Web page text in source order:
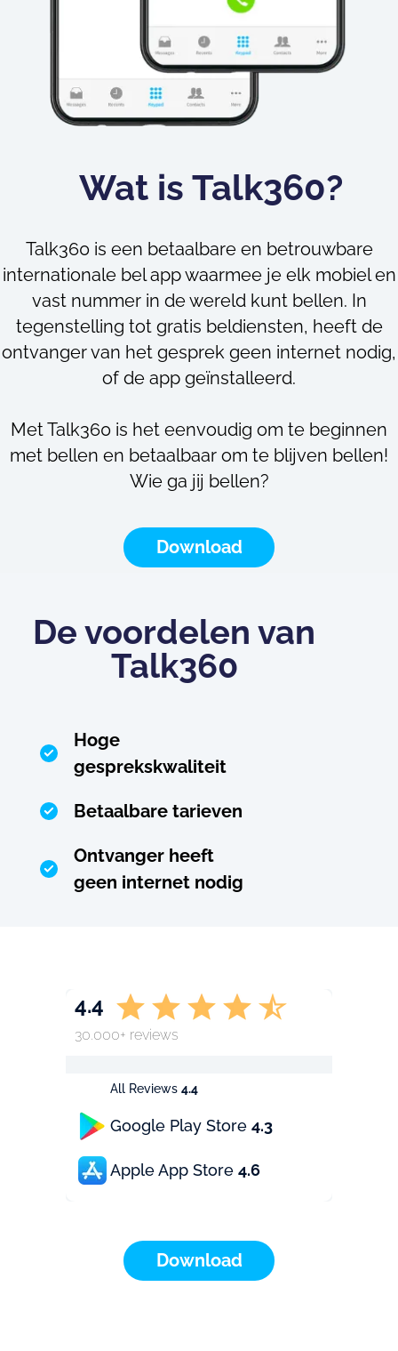
Wat is Talk360?
Talk360 is een betaalbare en betrouwbare
internationale bel app waarmee je elk mobiel en
vast nummer in de wereld kunt bellen. In
tegenstelling tot gratis beldiensten, heeft de
ontvanger van het gesprek geen internet nodig,
of de app geïnstalleerd.
Met Talk360 is het eenvoudig om te beginnen
met bellen en betaalbaar om te blijven bellen!
Wie ga jij bellen?
Download
De voordelen van
Talk360
Hoge
gesprekskwaliteit
Betaalbare tarieven
Ontvanger heeft
geen internet nodig
All Reviews 4.4
Google Play Store 4.3
Apple App Store 4.6
4.4
30.000+ reviews
Download